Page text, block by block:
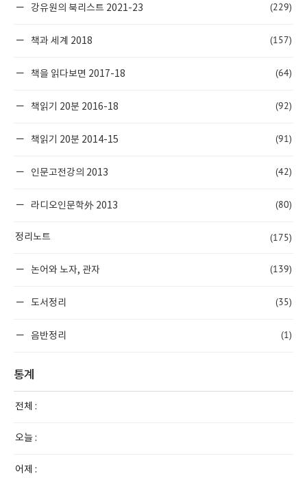
강유원의 북리스트 2021-23 (229)
책과 세계 2018 (157)
책을 읽다보면 2017-18 (64)
책읽기 20분 2016-18 (92)
책읽기 20분 2014-15 (91)
인문고전강의 2013 (42)
라디오인문학外 2013 (80)
정리노트 (175)
논어와 노자, 관자 (139)
도서정리 (35)
음반정리 (1)
통계
전체 :
오늘 :
어제 :